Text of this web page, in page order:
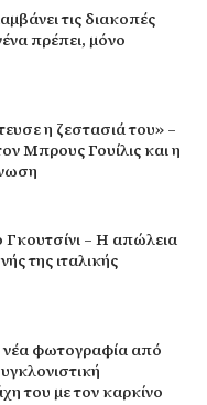
τις διακοπές
πρέπει, μόνο
η ζεστασιά του» –
Μπρους Γουίλις και η
– Η απώλεια
της ιταλικής
φωτογραφία από
του με τον καρκίνο